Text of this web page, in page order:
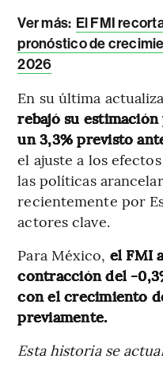
Ver más: El FMI
pronóstico de
2026
En su última
rebajó su estimación
un 3,3% previsto
el ajuste a los
las políticas
recientemente por
actores clave.
Para México, el FMI
contracción del -
con el crecimiento
previamente.
Esta historia se